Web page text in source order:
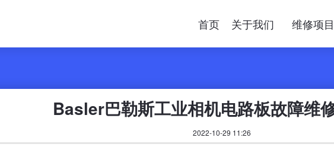
首页 关于我们 维修项目
Basler巴勒斯工业相机电路板故障维
2022-10-29 11:26